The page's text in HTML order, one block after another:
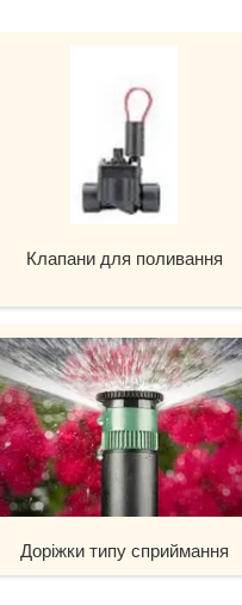
Клапани для поливання
Доріжки типу сприймання